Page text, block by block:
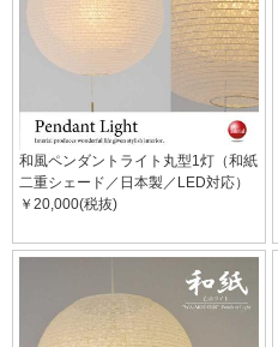
和風ペンダントライト丸型1灯（和紙
二重シェード／日本製／LED対応）
￥20,000(税抜)